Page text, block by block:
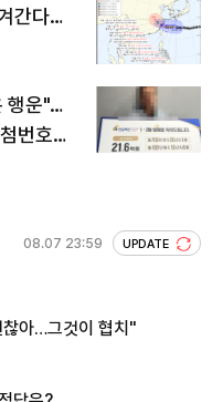
간다…
행운"…
번호조
08.07 23:59 UPDATE
아…그것이 협치"